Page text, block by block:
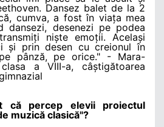
Dansez balet de la 2
cumva, a fost în viața mea
dansezi, desenezi pe podea
niște emoții. Același
și prin desen cu creionul în
pânză, pe orice." - Mara-
a VIII-a, câștigătoarea
că percep elevii proiectul
muzică clasică"?